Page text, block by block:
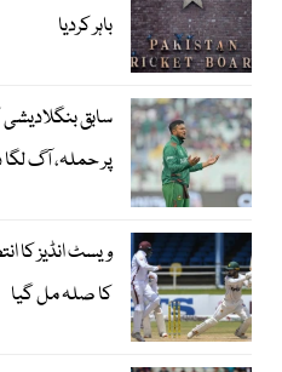
باہر کردیا
سابق
پر حملہ، آگ
ویسٹ انڈیز کا
کا صلہ مل گیا